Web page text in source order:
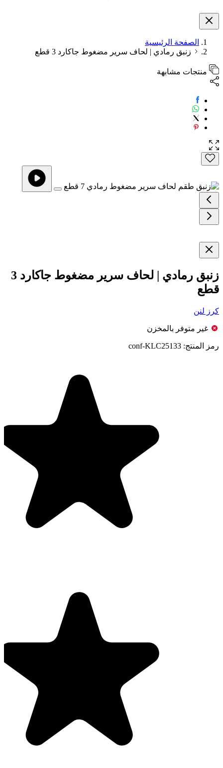
الصفحة الرئيسية
زنبق رمادي | لحاف سرير مضغوط جاكارد 3 قطع
منتجات مشابهة
زنبق رمادي | لحاف سرير مضغوط جاكارد 3
قطع
كرز لنن
غير متوفر بالمخزن
رمز المنتج: conf-KLC25133